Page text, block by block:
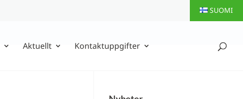
SUOMI
Aktuellt Kontaktuppgifter